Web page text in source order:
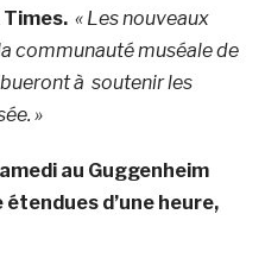
Times. « Les nouveaux
communauté muséale de
à soutenir les
»
au Guggenheim
d’une heure,